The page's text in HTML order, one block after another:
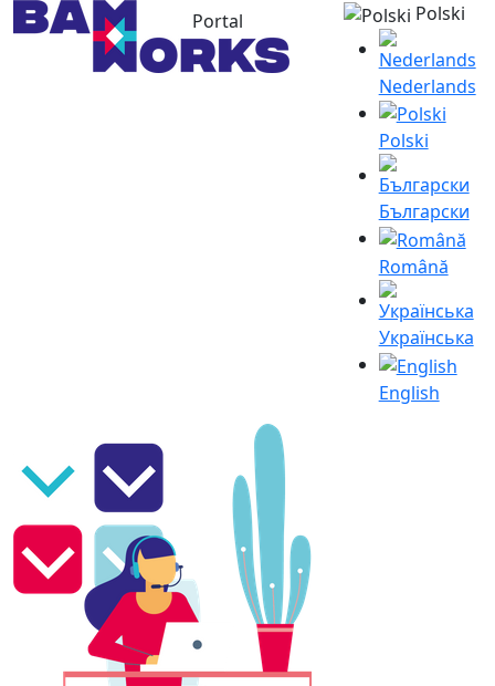
Portal Polski
Nederlands
Polski
Български
Română
Українська
English